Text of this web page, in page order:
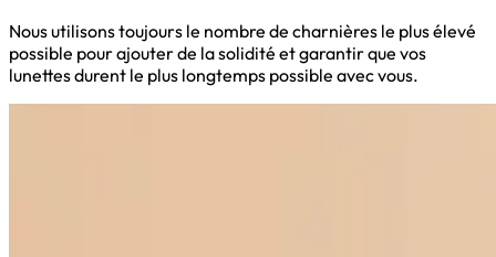
Nous utilisons toujours le nombre de charnières le plus élevé
possible pour ajouter de la solidité et garantir que vos
lunettes durent le plus longtemps possible avec vous.